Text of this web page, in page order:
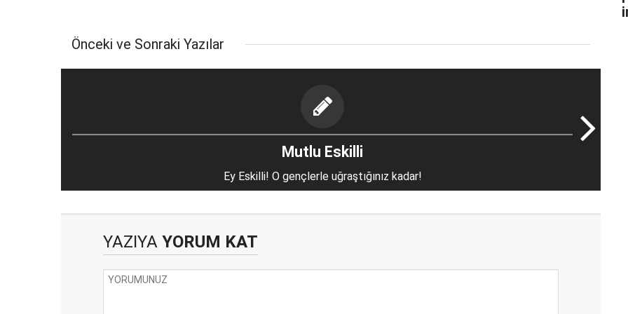
Önceki ve Sonraki Yazılar
Mutlu Eskilli
Ey Eskilli! O gençlerle uğraştığınız kadar!
YAZIYA YORUM KAT